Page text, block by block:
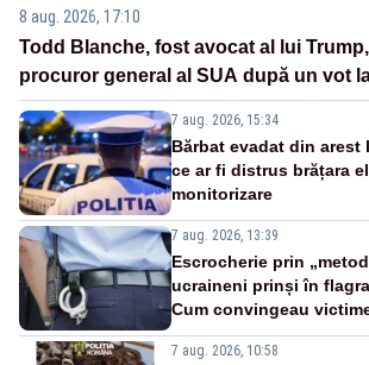
8 aug. 2026, 17:10
Todd Blanche, fost avocat al lui
procuror general al SUA după un vot
7 aug. 2026, 15:34
Bărbat evadat din
ce ar fi distrus brățara
monitorizare
7 aug. 2026, 13:39
Escrocherie prin
ucraineni prinși în
Cum convingeau
7 aug. 2026, 10:58